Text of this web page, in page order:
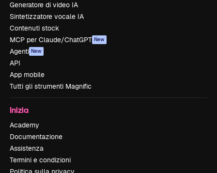
Generatore di video IA
Sintetizzatore vocale IA
Contenuti stock
MCP per Claude/ChatGPT New
Agenti New
API
App mobile
Tutti gli strumenti Magnific
Inizia
Academy
Documentazione
Assistenza
Termini e condizioni